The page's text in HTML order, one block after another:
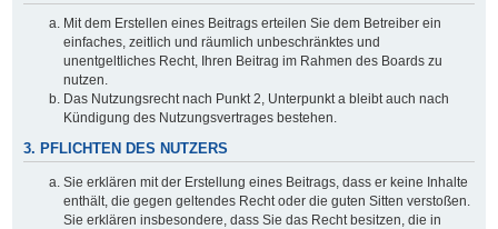
Mit dem Erstellen eines Beitrags erteilen Sie dem Betreiber ein
einfaches, zeitlich und räumlich unbeschränktes und
unentgeltliches Recht, Ihren Beitrag im Rahmen des Boards zu
nutzen.
Das Nutzungsrecht nach Punkt 2, Unterpunkt a bleibt auch nach
Kündigung des Nutzungsvertrages bestehen.
3. PFLICHTEN DES NUTZERS
Sie erklären mit der Erstellung eines Beitrags, dass er keine Inhalte
enthält, die gegen geltendes Recht oder die guten Sitten verstoßen.
Sie erklären insbesondere, dass Sie das Recht besitzen, die in